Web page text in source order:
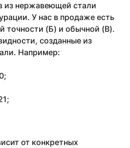
из нержавеющей стали
У нас в продаже есть
точности (Б) и обычной (В).
созданные из
Например:
от конкретных